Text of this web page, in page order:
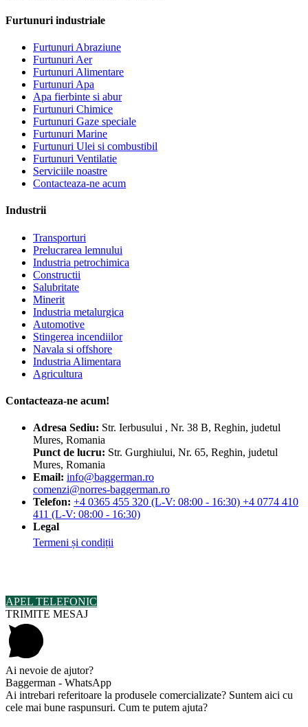
Furtunuri industriale
Furtunuri Abraziune
Furtunuri Aer
Furtunuri Alimentare
Furtunuri Apa
Apa fierbinte si abur
Furtunuri Chimice
Furtunuri Gaze speciale
Furtunuri Marine
Furtunuri Ulei si combustibil
Furtunuri Ventilatie
Serviciile noastre
Contacteaza-ne acum
Industrii
Transporturi
Prelucrarea lemnului
Industria petrochimica
Constructii
Salubritate
Minerit
Industria metalurgica
Automotive
Stingerea incendiilor
Navala si offshore
Industria Alimentara
Agricultura
Contacteaza-ne acum!
Adresa Sediu: Str. Ierbusului , Nr. 38 B, Reghin, judetul
Mures, Romania
Punct de lucru: Str. Gurghiului, Nr. 65, Reghin, judetul
Mures, Romania
Email: info@baggerman.ro
comenzi@norres-baggerman.ro
Telefon: +4 0365 455 320 (L-V: 08:00 - 16:30) +4 0774 410
411 (L-V: 08:00 - 16:30)
Legal
Termeni și condiții
APEL TELEFONIC
TRIMITE MESAJ
Ai nevoie de ajutor?
Baggerman - WhatsApp
Ai intrebari referitoare la produsele comercializate? Suntem aici cu
cele mai bune raspunsuri. Cum te putem ajuta?